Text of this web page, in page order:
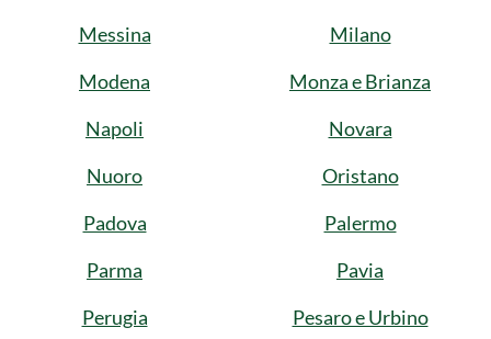
Messina
Milano
Modena
Monza e Brianza
Napoli
Novara
Nuoro
Oristano
Padova
Palermo
Parma
Pavia
Perugia
Pesaro e Urbino